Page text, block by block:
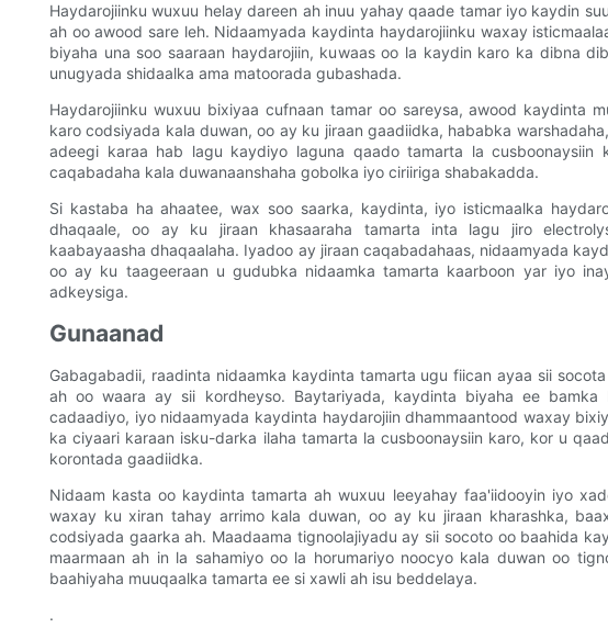
Haydarojiinku wuxuu helay dareen ah inuu yahay qaade tamar iyo kaydin
ah oo awood sare leh. Nidaamyada kaydinta haydarojiinku waxay
biyaha una soo saaraan haydarojiin, kuwaas oo la kaydin karo ka dibna
unugyada shidaalka ama matoorada gubashada.
Haydarojiinku wuxuu bixiyaa cufnaan tamar oo sareysa, awood kaydinta
karo codsiyada kala duwan, oo ay ku jiraan gaadiidka, hababka
adeegi karaa hab lagu kaydiyo laguna qaado tamarta la cusboonaysiin
caqabadaha kala duwanaanshaha gobolka iyo ciriiriga shabakadda.
Si kastaba ha ahaatee, wax soo saarka, kaydinta, iyo isticmaalka
dhaqaale, oo ay ku jiraan khasaaraha tamarta inta lagu jiro
kaabayaasha dhaqaalaha. Iyadoo ay jiraan caqabadahaas, nidaamyada
oo ay ku taageeraan u gudubka nidaamka tamarta kaarboon yar iyo
adkeysiga.
Gunaanad
Gabagabadii, raadinta nidaamka kaydinta tamarta ugu fiican ayaa sii
ah oo waara ay sii kordheyso. Baytariyada, kaydinta biyaha ee
cadaadiyo, iyo nidaamyada kaydinta haydarojiin dhammaantood waxay
ka ciyaari karaan isku-darka ilaha tamarta la cusboonaysiin karo, kor u
korontada gaadiidka.
Nidaam kasta oo kaydinta tamarta ah wuxuu leeyahay faa'iidooyin iyo
waxay ku xiran tahay arrimo kala duwan, oo ay ku jiraan kharashka,
codsiyada gaarka ah. Maadaama tignoolajiyadu ay sii socoto oo baahida
maarmaan ah in la sahamiyo oo la horumariyo noocyo kala duwan oo
baahiyaha muuqaalka tamarta ee si xawli ah isu beddelaya.
.